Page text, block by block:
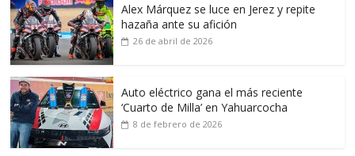
Alex Márquez se luce en Jerez y repite
hazaña ante su afición
26 de abril de 2026
Auto eléctrico gana el más reciente
‘Cuarto de Milla’ en Yahuarcocha
8 de febrero de 2026